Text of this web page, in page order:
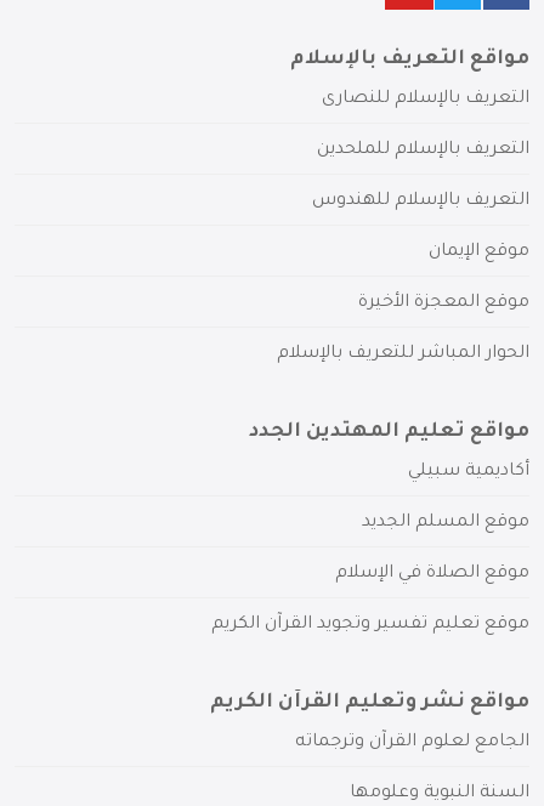
مواقع التعريف بالإسلام
التعريف بالإسلام للنصارى
التعريف بالإسلام للملحدين
التعريف بالإسلام للهندوس
موقع الإيمان
موقع المعجزة الأخيرة
الحوار المباشر للتعريف بالإسلام
مواقع تعليم المهتدين الجدد
أكاديمية سبيلي
موقع المسلم الجديد
موقع الصلاة في الإسلام
موقع تعليم تفسير وتجويد القرآن الكريم
مواقع نشر وتعليم القرآن الكريم
الجامع لعلوم القرآن وترجماته
السنة النبوية وعلومها